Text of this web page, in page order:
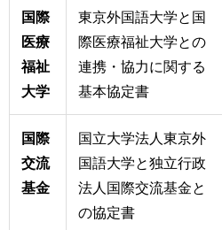
国際
医療
福祉
大学
東京外国語大学と国
際医療福祉大学との
連携・協力に関する
基本協定書
国際
交流
基金
国立大学法人東京外
国語大学と独立行政
法人国際交流基金と
の協定書